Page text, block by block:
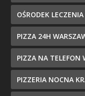
OŚRODEK
PIZZA 24H
PIZZA NA TELEFON
PIZZERIA NOCNA